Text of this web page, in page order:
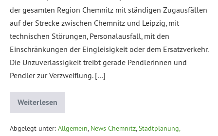
der gesamten Region Chemnitz mit ständigen Zugausfällen
auf der Strecke zwischen Chemnitz und Leipzig, mit
technischen Störungen, Personalausfall, mit den
Einschränkungen der Eingleisigkeit oder dem Ersatzverkehr.
Die Unzuverlässigkeit treibt gerade Pendlerinnen und
Pendler zur Verzweiflung. […]
Weiterlesen
Abgelegt unter: Allgemein, News Chemnitz,Stadtplanung,